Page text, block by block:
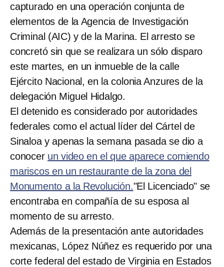
capturado en una operación conjunta de
elementos de la Agencia de Investigación
Criminal (AIC) y de la Marina. El arresto se
concretó sin que se realizara un sólo disparo
este martes, en un inmueble de la calle
Ejército Nacional, en la colonia Anzures de la
delegación Miguel Hidalgo.
El detenido es considerado por autoridades
federales como el actual líder del Cártel de
Sinaloa y apenas la semana pasada se dio a
conocer un video en el que aparece comiendo
mariscos en un restaurante de la zona del
Monumento a la Revolución."El Licenciado" se
encontraba en compañía de su esposa al
momento de su arresto.
Además de la presentación ante autoridades
mexicanas, López Núñez es requerido por una
corte federal del estado de Virginia en Estados